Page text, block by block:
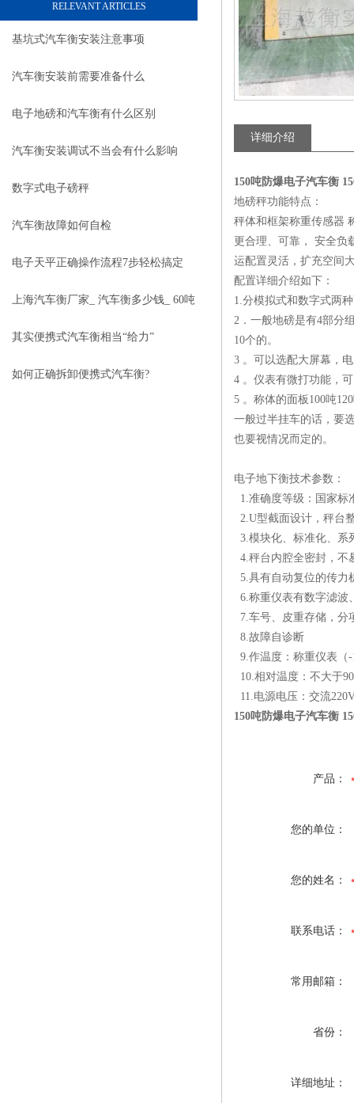
RELEVANT ARTICLES
基坑式汽车衡安装注意事项
汽车衡安装前需要准备什么
电子地磅和汽车衡有什么区别
汽车衡安装调试不当会有什么影响
数字式电子磅秤
汽车衡故障如何自检
电子天平正确操作流程7步轻松搞定
上海汽车衡厂家_ 汽车衡多少钱_ 60吨
电子汽车衡
其实便携式汽车衡相当“给力”
如何正确拆卸便携式汽车衡?
详细介绍
150吨防爆电子汽车衡
地磅秤功能特点：
秤体和框架称重传感器
更合理、可靠， 安全负
运配置灵活，扩充空间
配置详细介绍如下：
1.分模拟式和数字式两
2．一般地磅是有4部分
10个的。
3 。可以选配大屏幕，
4 。仪表有微打功能，
5 。称体的面板100吨
一般过半挂车的话，要
也要视情况而定的。
电子地下衡技术参数：
1.准确度等级：国家标
2.U型截面设计，秤台
3.模块化、标准化、系
4.秤台内腔全密封，不
5.具有自动复位的传力
6.称重仪表有数字滤波
7.车号、皮重存储，分
8.故障自诊断
9.作温度：称重仪表
10.相对温度：不大于
11.电源电压：交流
150吨防爆电子汽车衡
产品：
您的单位：
您的姓名：
联系电话：
常用邮箱：
省份：
详细地址：